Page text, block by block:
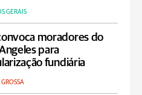
GERAIS
moradores do
para
fundiária